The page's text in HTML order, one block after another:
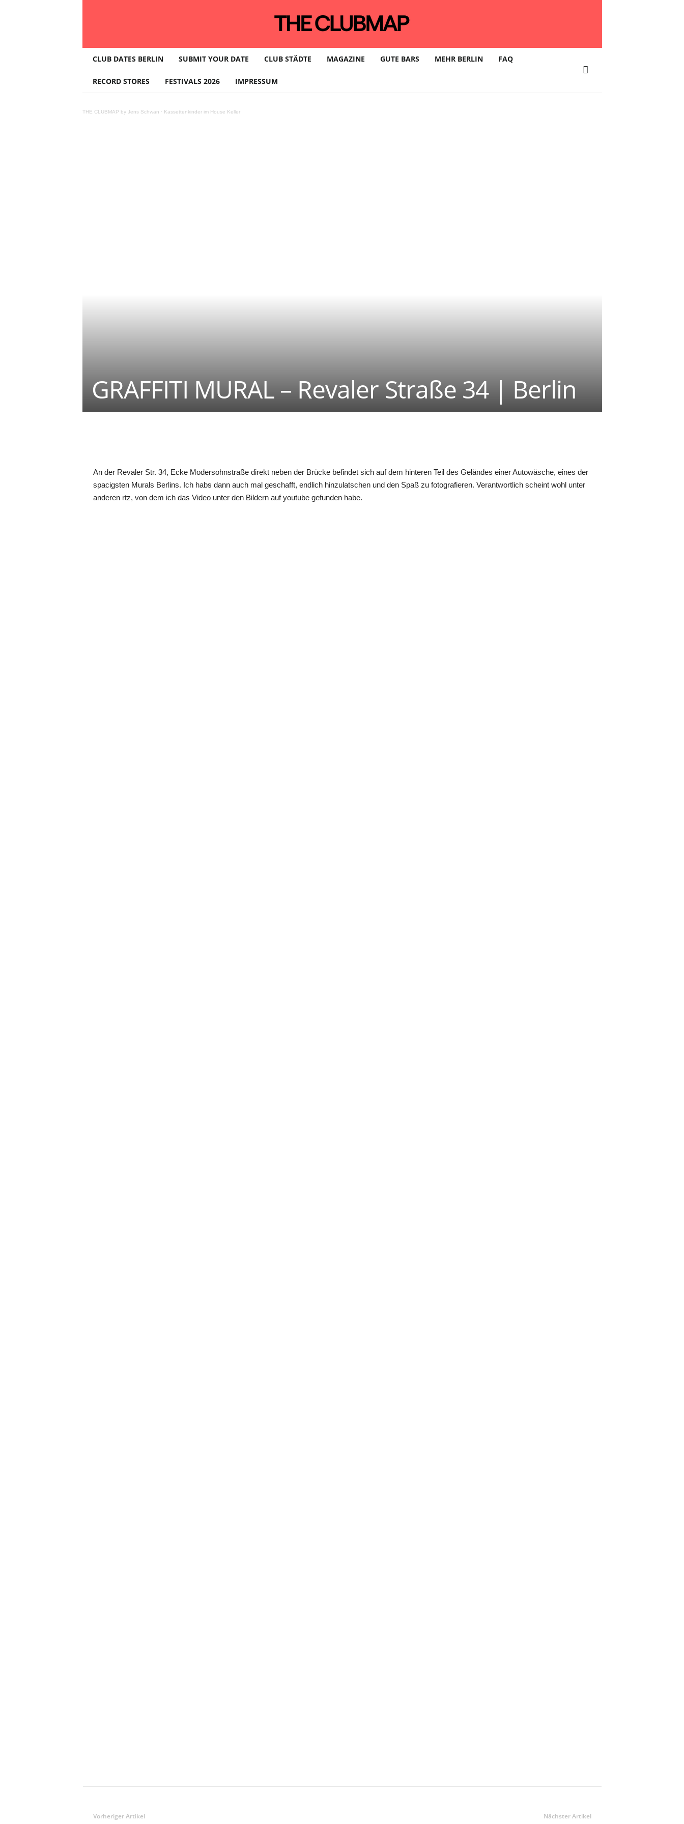
L
B
CLUB DATES BERLIN SUBMIT YOUR DATE CLUB STÄDTE MAGAZINE GUTE BARS MEHR BERLIN FAQ
RECORD STORES FESTIVALS 2026 IMPRESSUM
THE CLUBMAP by Jens Schwan · Kassettenkinder im House Keller
GRAFFITI MURAL – Revaler Straße 34 | Berlin
An der Revaler Str. 34, Ecke Modersohnstraße direkt neben der Brücke befindet sich auf dem hinteren Teil des Geländes einer Autowäsche, eines der
spacigsten Murals Berlins. Ich habs dann auch mal geschafft, endlich hinzulatschen und den Spaß zu fotografieren. Verantwortlich scheint wohl unter
anderen rtz, von dem ich das Video unter den Bildern auf youtube gefunden habe.
Vorheriger Artikel Nächster Artikel